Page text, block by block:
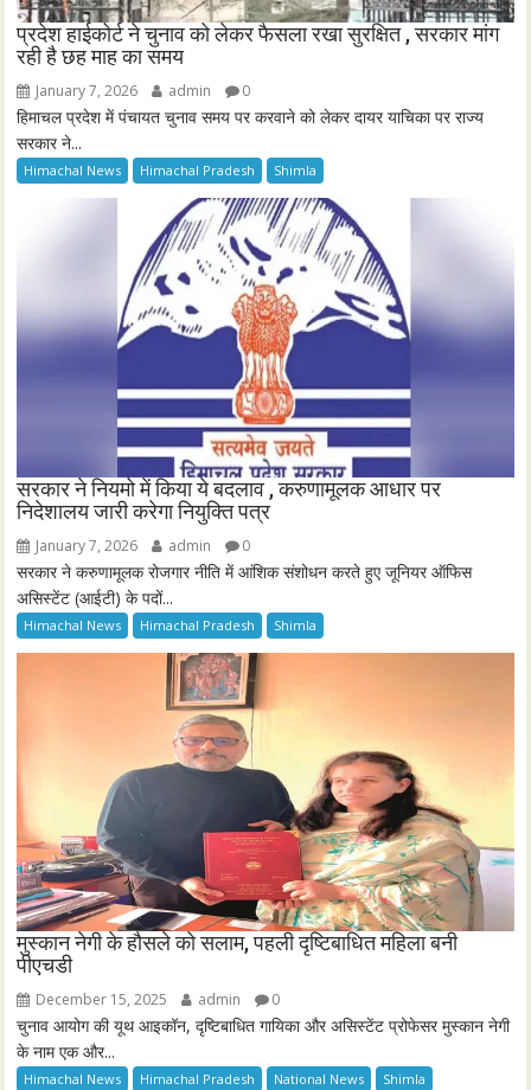
प्रदेश हाईकोर्ट ने चुनाव को लेकर फैसला रखा सुरक्षित , सरकार मांग
रही है छह माह का समय
January 7, 2026 admin 0
हिमाचल प्रदेश में पंचायत चुनाव समय पर करवाने को लेकर दायर याचिका पर राज्य
सरकार ने...
Himachal News Himachal Pradesh Shimla
सरकार ने नियमो में किया ये बदलाव , करुणामूलक आधार पर
निदेशालय जारी करेगा नियुक्ति पत्र
January 7, 2026 admin 0
सरकार ने करुणामूलक रोजगार नीति में आंशिक संशोधन करते हुए जूनियर ऑफिस
असिस्टेंट (आईटी) के पदों...
Himachal News Himachal Pradesh Shimla
मुस्कान नेगी के हौसले को सलाम, पहली दृष्टिबाधित महिला बनी
पीएचडी
December 15, 2025 admin 0
चुनाव आयोग की यूथ आइकॉन, दृष्टिबाधित गायिका और असिस्टेंट प्रोफेसर मुस्कान नेगी
के नाम एक और...
Himachal News Himachal Pradesh National News Shimla